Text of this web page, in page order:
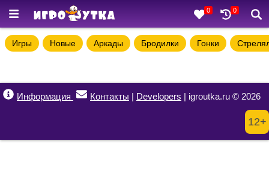
0 0
Игры Новые Аркады Бродилки Гонки
Информация Контакты | Developers | igroutka.ru © 2026
12+